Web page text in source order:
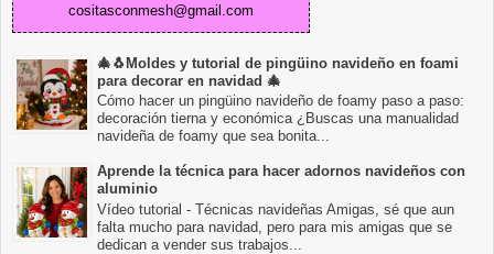
cositasconmesh@gmail.com
🎄🐧Moldes y tutorial de pingüino navideño en foami
para decorar en navidad 🎄
Cómo hacer un pingüino navideño de foamy paso a paso:
decoración tierna y económica ¿Buscas una manualidad
navideña de foamy que sea bonita...
Aprende la técnica para hacer adornos navideños con
aluminio
Vídeo tutorial - Técnicas navideñas Amigas, sé que aun
falta mucho para navidad, pero para mis amigas que se
dedican a vender sus trabajos...